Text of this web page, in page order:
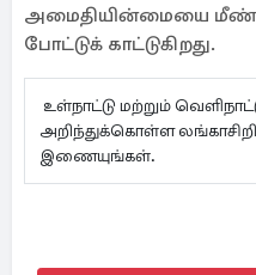
அமைதியின்மையை
போட்டுக் காட்டுகிறது.
உள்நாட்டு மற்றும்
அறிந்துக்கொள்ள லங்காசிறி
இணையுங்கள்.